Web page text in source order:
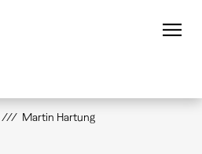
Martin Hartung